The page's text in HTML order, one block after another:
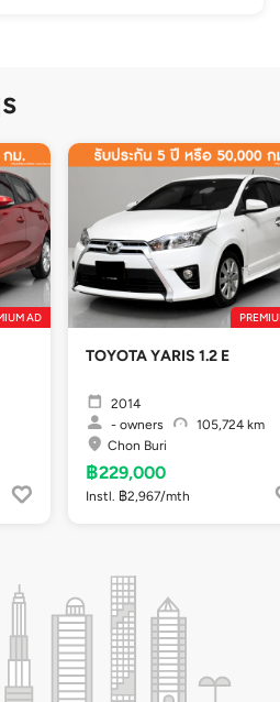
AD
TOYOTA YARIS 1.2 E
2014
- owners
105,724 km
Chon Buri
฿229,000
Instl. ฿2,967/mth